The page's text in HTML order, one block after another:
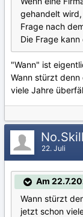
gehandelt
Frage nach
Die Frage
"Wann" ist
Wann stürzt
viele Jahre
No.Skill
22. Juli
Am
Wann stürzt
jetzt schon